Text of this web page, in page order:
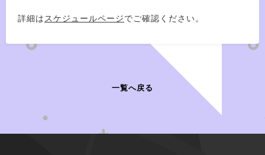
詳細は スケジュールページでご確認ください。
一覧へ戻る